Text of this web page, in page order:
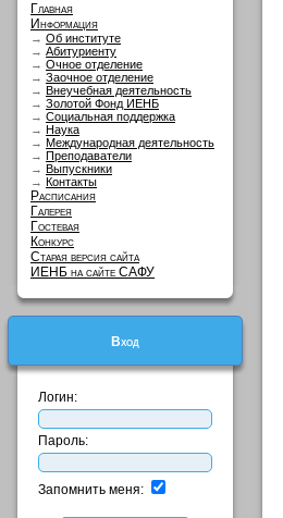
Главная
Информация
→ Об институте
→ Абитуриенту
→ Очное отделение
→ Заочное отделение
→ Внеучебная деятельность
→ Золотой Фонд ИЕНБ
→ Социальная поддержка
→ Наука
→ Международная деятельность
→ Преподаватели
→ Выпускники
→ Контакты
Расписания
Галерея
Гостевая
Конкурс
Старая версия сайта
ИЕНБ на сайте САФУ
Вход
Логин:
Пароль:
Запомнить меня: